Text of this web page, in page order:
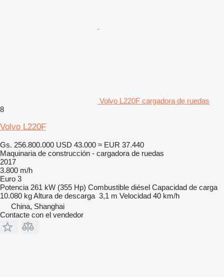
Volvo L220F cargadora de ruedas
8
Volvo L220F
Gs. 256.800.000 USD 43.000 ≈ EUR 37.440
Maquinaria de construcción - cargadora de ruedas
2017
3.800 m/h
Euro 3
Potencia 261 kW (355 Hp) Combustible diésel Capacidad de carga
10.080 kgAltura de descarga 3,1 m Velocidad 40 km/h
China, Shanghai
Contacte con el vendedor